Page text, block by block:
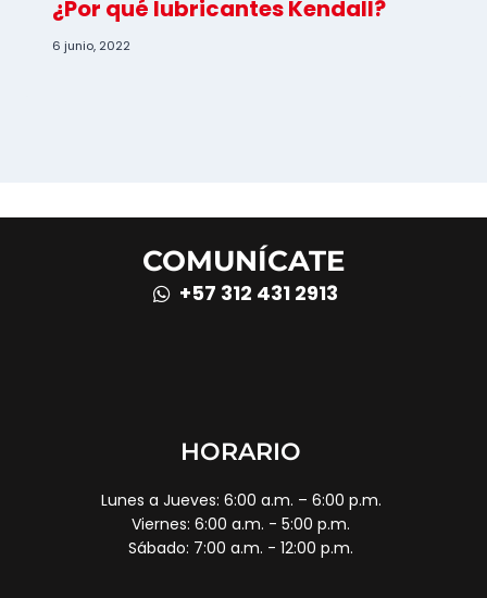
¿Por qué lubricantes Kendall?
6 junio, 2022
COMUNÍCATE
+57 312 431 2913
HORARIO
Lunes a Jueves: 6:00 a.m. – 6:00 p.m.
Viernes: 6:00 a.m. - 5:00 p.m.
Sábado: 7:00 a.m. - 12:00 p.m.